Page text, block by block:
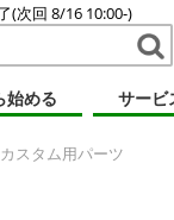
(次回 8/16 10:00-)
始める サービ
カスタム用パーツ